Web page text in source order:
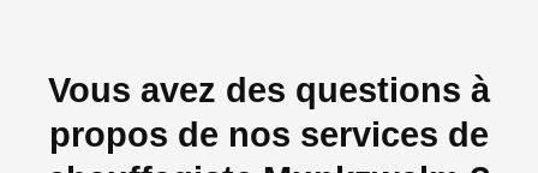
Vous avez des questions à
propos de nos services de